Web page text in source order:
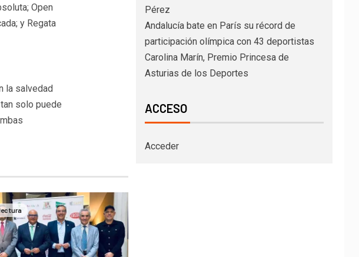
Open
y Regata
la salvedad
solo puede
Pérez
Andalucía bate en París su récord de
participación olímpica con 43 deportistas
Carolina Marín, Premio Princesa de
Asturias de los Deportes
ACCESO
Acceder